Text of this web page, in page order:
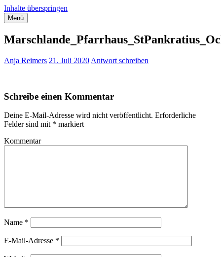
Inhalte überspringen
Streifzug durch Hamburg
Anja Reimers – Stadtführerin für Hamburg
Menü
Anja Reimers 21. Juli 2020 Antwort schreiben
Schreibe einen Kommentar
Deine E-Mail-Adresse wird nicht veröffentlicht. Erforderliche
Felder sind mit * markiert
Kommentar
Name *
E-Mail-Adresse *